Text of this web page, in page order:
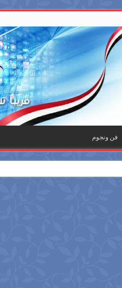
فن ونجوم